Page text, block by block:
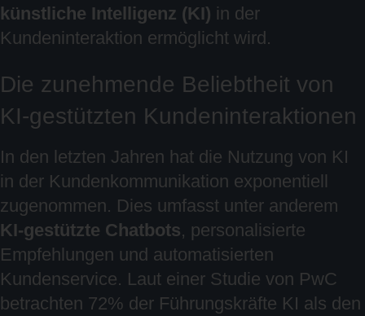
künstliche Intelligenz (KI) in der
Kundeninteraktion ermöglicht wird.
Die zunehmende Beliebtheit von
KI-gestützten Kundeninteraktionen
In den letzten Jahren hat die Nutzung von KI
in der Kundenkommunikation exponentiell
zugenommen. Dies umfasst unter anderem
KI-gestützte Chatbots, personalisierte
Empfehlungen und automatisierten
Kundenservice. Laut einer Studie von PwC
betrachten 72% der Führungskräfte KI als den